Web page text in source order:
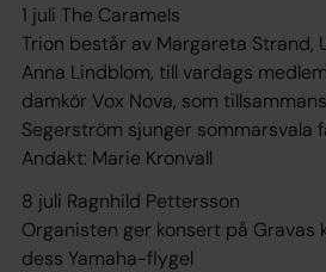
1 juli The Caramels
Trion består av Margareta Strand,
Anna Lindblom, till vardags
damkör Vox Nova, som
Segerström sjunger sommarsvala
Andakt: Marie Kronvall
8 juli Ragnhild Pettersson
Organisten ger konsert på Gravas
dess Yamaha-flygel